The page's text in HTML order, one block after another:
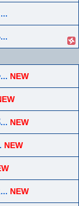
NEW
NEW
NEW
NEW